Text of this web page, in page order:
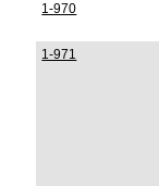
1-970
1-971